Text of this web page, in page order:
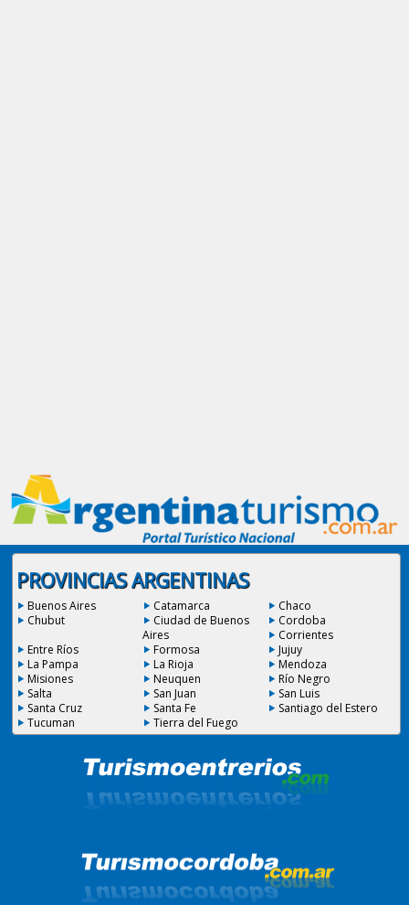
PROVINCIAS ARGENTINAS
Buenos Aires Catamarca
Chaco
Chubut
Ciudad de Buenos
Aires
Cordoba
Corrientes
Entre Ríos
Formosa
Jujuy
La Pampa
La Rioja
Mendoza
Misiones
Neuquen
Río Negro
Salta
San Juan
San Luis
Santa Cruz
Santa Fe
Santiago del Estero
Tucuman
Tierra del Fuego